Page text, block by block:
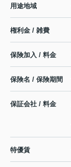
用途地域
権利金 / 雑費
保険加入 / 料金
保険名 / 保険期間
保証会社 / 料金
特優賃